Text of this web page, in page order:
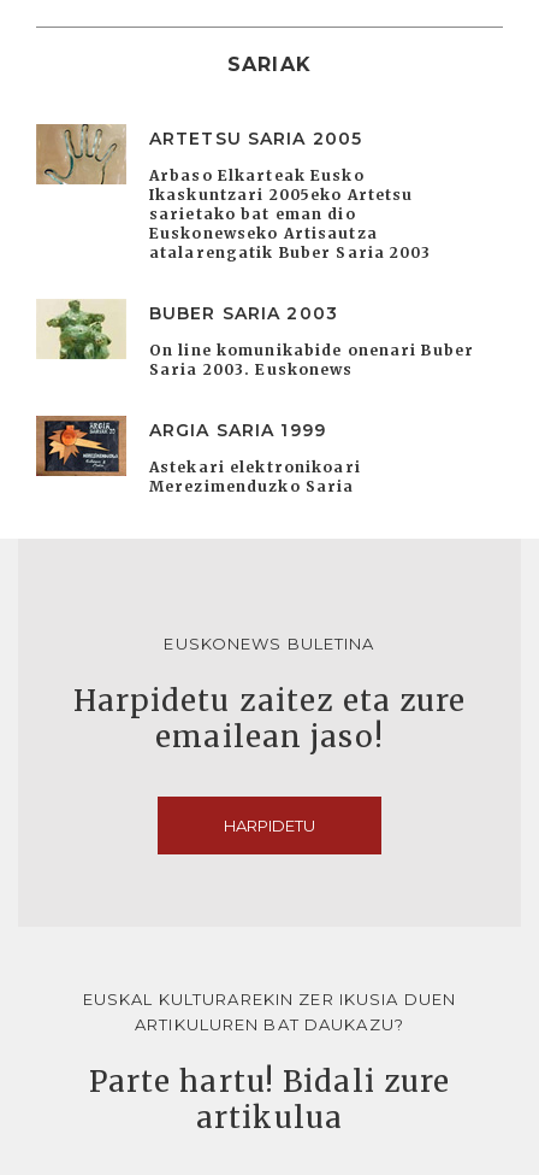
SARIAK
ARTETSU SARIA 2005
Arbaso Elkarteak Eusko
Ikaskuntzari 2005eko Artetsu
sarietako bat eman dio
Euskonewseko Artisautza
atalarengatik Buber Saria 2003
BUBER SARIA 2003
On line komunikabide onenari Buber
Saria 2003. Euskonews
ARGIA SARIA 1999
Astekari elektronikoari
Merezimenduzko Saria
EUSKONEWS BULETINA
Harpidetu zaitez eta zure
emailean jaso!
HARPIDETU
EUSKAL KULTURAREKIN ZER IKUSIA DUEN
ARTIKULUREN BAT DAUKAZU?
Parte hartu! Bidali zure
artikulua